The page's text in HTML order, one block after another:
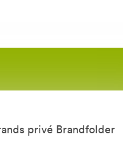
privé Brandfolder